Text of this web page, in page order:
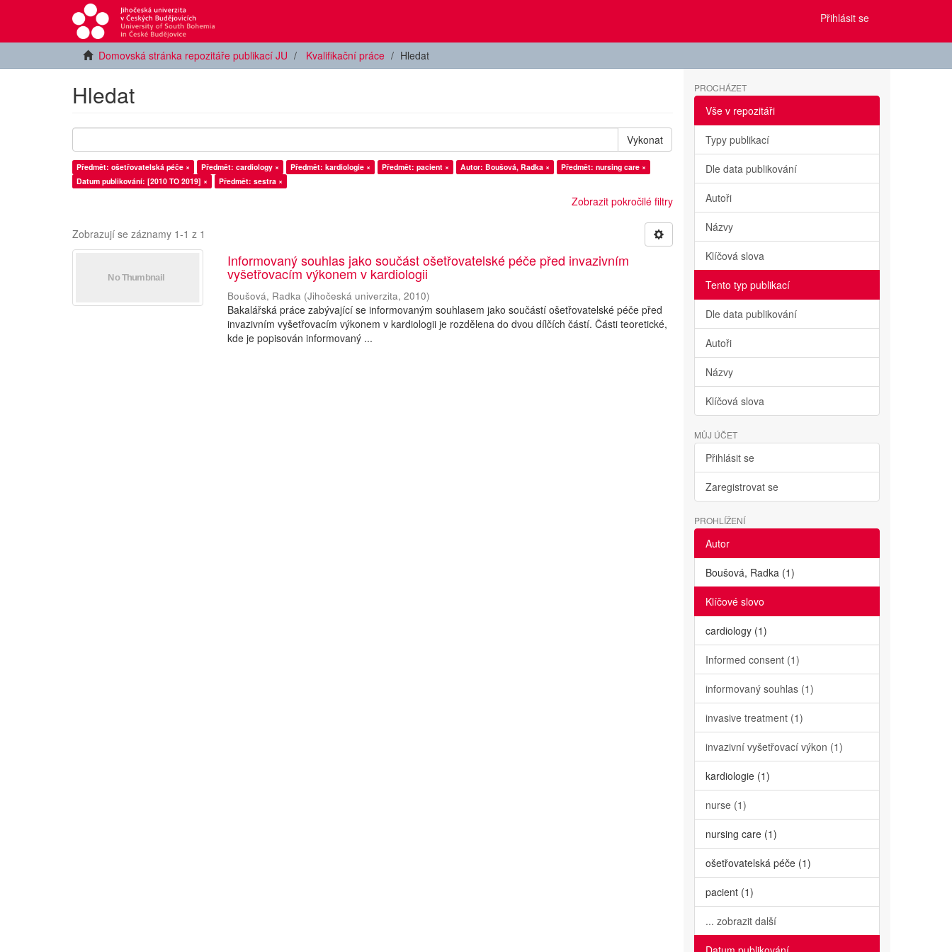
Přihlásit se
Domovská stránka repozitáře publikací JU Kvalifikační práce Hledat
Hledat
Vykonat
Předmět: ošetřovatelská péče × Předmět: cardiology × Předmět: kardiologie × Předmět: pacient × Autor: Boušová, Radka ×
Předmět: nursing care ×
Datum publikování: [2010 TO 2019] ×
Předmět: sestra ×
Zobrazit pokročilé filtry
Zobrazují se záznamy 1-1 z 1
Informovaný souhlas jako součást ošetřovatelské péče před invazivním
vyšetřovacím výkonem v kardiologii
Boušová, Radka (Jihočeská univerzita,2010)
Bakalářská práce zabývající se informovaným souhlasem jako součástí ošetřovatelské péče před
invazivním vyšetřovacím výkonem v kardiologii je rozdělena do dvou dílčích částí. Části teoretické,
kde je popisován informovaný ...
PROCHÁZET
Vše v repozitáři
Typy publikací
Dle data publikování
Autoři
Názvy
Klíčová slova
Tento typ publikací
Dle data publikování
Autoři
Názvy
Klíčová slova
MŮJ ÚČET
Přihlásit se
Zaregistrovat se
PROHLÍŽENÍ
Autor
Boušová, Radka (1)
Klíčové slovo
cardiology (1)
Informed consent (1)
informovaný souhlas (1)
invasive treatment (1)
invazivní vyšetřovací výkon (1)
kardiologie (1)
nurse (1)
nursing care (1)
ošetřovatelská péče (1)
pacient (1)
... zobrazit další